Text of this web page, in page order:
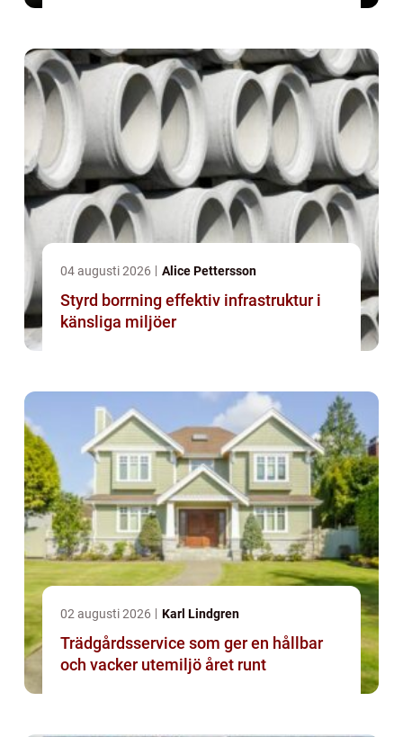
04 augusti 2026 Alice Pettersson
Styrd borrning effektiv infrastruktur i
känsliga miljöer
02 augusti 2026 Karl Lindgren
Trädgårdsservice som ger en hållbar
och vacker utemiljö året runt